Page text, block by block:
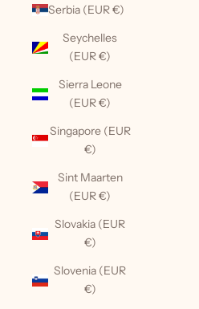
Serbia (EUR €)
Seychelles
(EUR €)
Sierra Leone
(EUR €)
Singapore (EUR
€)
Sint Maarten
(EUR €)
Slovakia (EUR
€)
Slovenia (EUR
€)